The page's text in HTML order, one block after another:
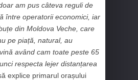
am pus câteva reguli de
între operatorii economici, iar
din Moldova Veche, care
pe piață, natural, au
având cam toate peste 65
respecta lejer distanțarea
explice primarul orașului